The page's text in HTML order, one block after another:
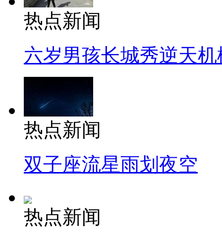
热点新闻
六岁男孩长城秀逆天机
热点新闻
双子座流星雨划夜空
热点新闻